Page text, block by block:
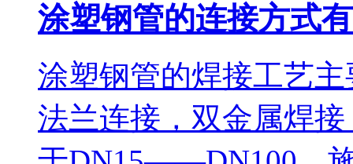
涂塑钢管的连接方式
涂塑钢管的焊接工艺
法兰连接，双金属焊